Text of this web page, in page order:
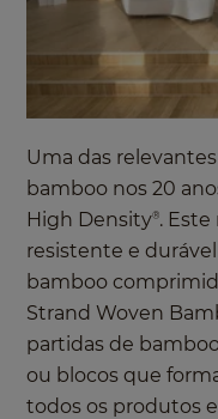
Uma das
bamboo nos 20
High Density®.
resistente e
bamboo
Strand Woven
partidas de
ou blocos que
todos os produtos